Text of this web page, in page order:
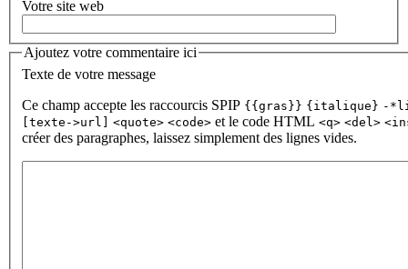
Votre site web
Ajoutez votre commentaire ici
Texte de votre message
Ce champ accepte les raccourcis SPIP {{gras}} {italique} -
[texte->url] <quote> <code> et le code HTML <q> <del>
créer des paragraphes, laissez simplement des lignes vides.